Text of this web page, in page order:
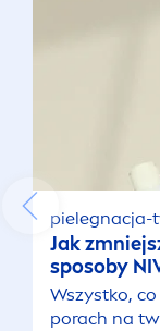
Kremy
Kremy
Mycie
pielegnacja-
Jak
sposoby
Wszystko,
porach na